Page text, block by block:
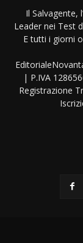
Il Salvagente,
Leader nei Test
E tutti i giorni
| P.IVA
Registrazione